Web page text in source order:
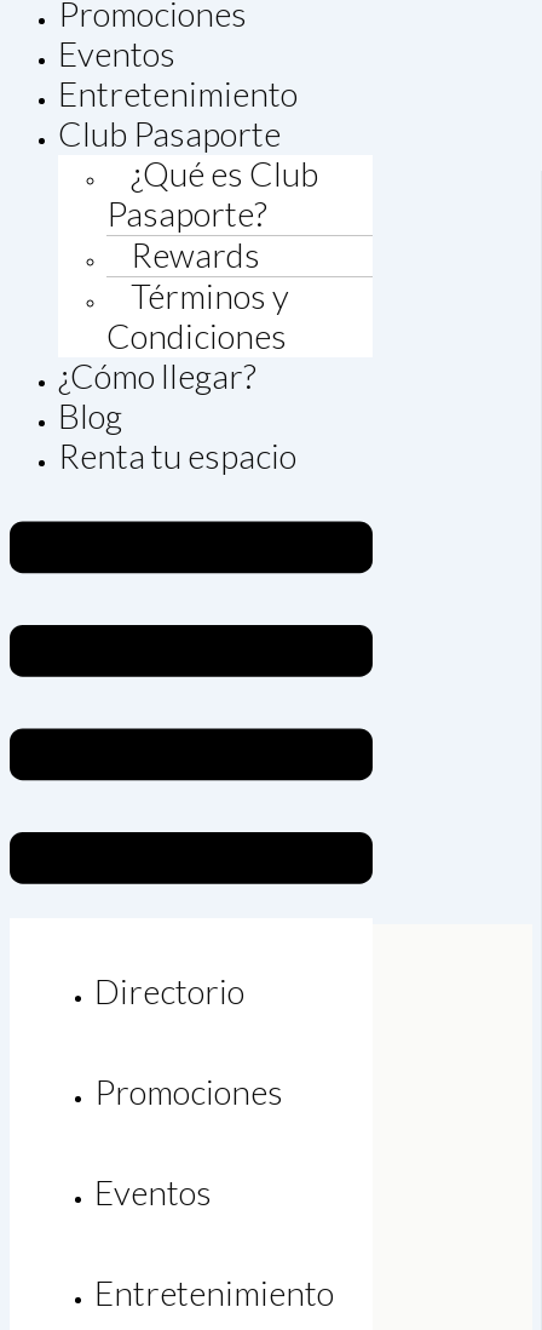
Promociones
Eventos
Entretenimiento
Club Pasaporte
¿Qué es Club
Pasaporte?
Rewards
Términos y
Condiciones
¿Cómo llegar?
Blog
Renta tu espacio
Directorio
Promociones
Eventos
Entretenimiento